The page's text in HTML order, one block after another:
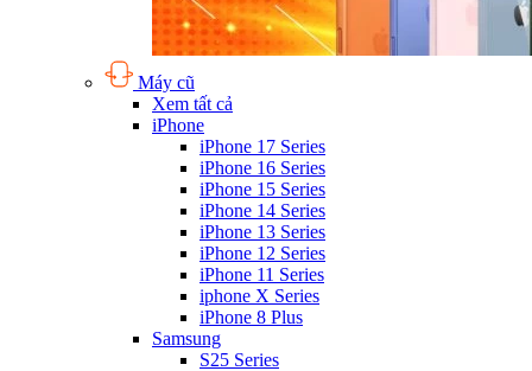
Máy cũ
Xem tất cả
iPhone
iPhone 17 Series
iPhone 16 Series
iPhone 15 Series
iPhone 14 Series
iPhone 13 Series
iPhone 12 Series
iPhone 11 Series
iphone X Series
iPhone 8 Plus
Samsung
S25 Series